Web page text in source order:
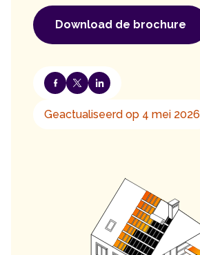
Download de brochure
Geactualiseerd op 4 mei 2026